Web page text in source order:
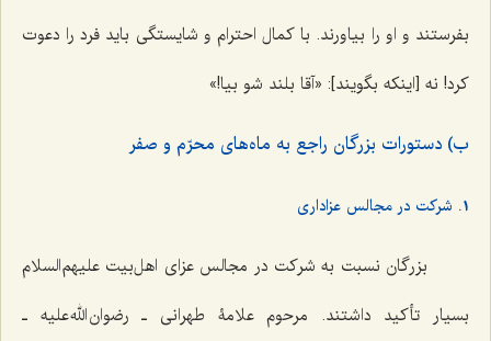
بفرستند و او را بیاورند. با کمال احترام و شایستگی باید فرد را دعوت
کرد! نه [اینکه بگویند]: «آقا بلند شو بیا!»
ب) دستورات بزرگان راجع به ماه‌های محرّم و صفر
1. شرکت در مجالس عزاداری
بزرگان نسبت به شرکت در مجالس عزای اهل‌بیت علیهم‌السلام
بسیار تأکید داشتند. مرحوم علامۀ طهرانی ـ رضوان الله علیه ـ